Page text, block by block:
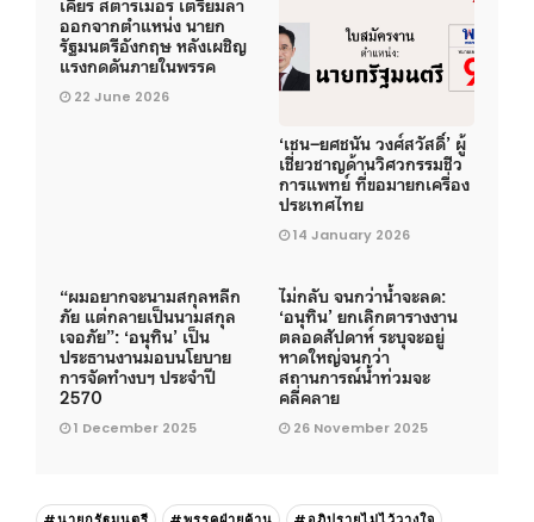
ออกจากตำแหน่ง นายก
รัฐมนตรีอังกฤษ หลังเผชิญ
แรงกดดันภายในพรรค
22 June 2026
‘เชน–ยศชนัน วงศ์สวัสดิ์’ ผู้
เชี่ยวชาญด้านวิศวกรรมชีว
การแพทย์ ที่ขอมายกเครื่อง
ประเทศไทย
14 January 2026
“ผมอยากจะนามสกุลหลีก
ภัย แต่กลายเป็นนามสกุล
เจอภัย”: ‘อนุทิน’ เป็น
ประธานงานมอบนโยบาย
การจัดทำงบฯ ประจำปี
2570
1 December 2025
ไม่กลับ จนกว่าน้ำจะลด:
‘อนุทิน’ ยกเลิกตารางงาน
ตลอดสัปดาห์ ระบุจะอยู่
หาดใหญ่จนกว่า
สถานการณ์น้ำท่วมจะ
คลี่คลาย
26 November 2025